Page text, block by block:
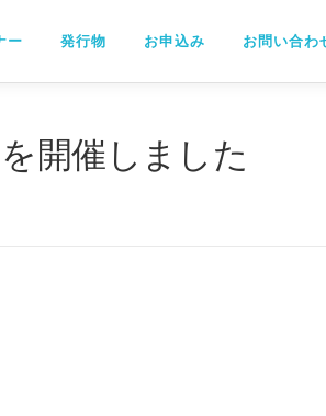
ー 発行物 お申込み お問い合わ
開催しました